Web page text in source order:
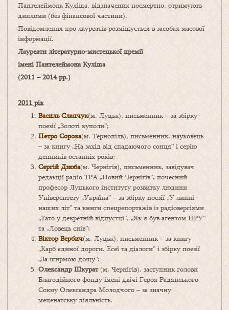
Пантелеймона Куліша, відзначених посмертно, отримують
дипломи (без фінансової частини).
Повідомлення про лауреатів розміщується в засобах масової
інформації.
Лауреатилітературно-мистецькоїпремії
імені Пантелеймона Куліша
(2011 – 2014 рр.)
2011 рік
Василь Слапчук(м. Луцьк), письменник – за збірку
поезії „Золоті куполи”;
Петро Сорока(м. Тернопіль), письменник, науковець
– за книгу „На захід від спадаючого сонця” і серію
денників останніх років;
Сергій Дзюба(м. Чернігів), письменник, завідувач
редакції радіо ТРА „Новий Чернігів”, почесний
професор Луцького інституту розвитку людини
Університету „Україна” – за збірку поезії „У липні
наших літ” та книги спецрепортажів із радіоверсіями
„Тато у декретній відпустці”, „Як я був агентом ЦРУ”
та „Ловець снів”;
Віктор Вербич(м. Луцьк), письменник – за книгу
„Карб єдиної дороги. Есеї та діалоги” і збірку поезії
„За ширмою дощу”;
Олександр Шкурат(м. Чернігів), заступник голови
Благодійного фонду імені двічі Героя Радянського
Союзу Олександра Молодчого – за значну
меценатську діяльність.